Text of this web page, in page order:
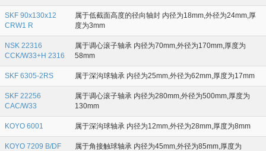
SKF 90x130x12
CRW1 R
属于低截面高度的径向轴封 内径为18mm,外径为24mm,厚
度为3mm
NSK 22316
CCK/W33+H 2316
属于调心滚子轴承 内径为70mm,外径为170mm,厚度为
58mm
SKF 6305-2RS 属于深沟球轴承 内径为25mm,外径为62mm,厚度为17mm
SKF 22256
CAC/W33
属于调心滚子轴承 内径为280mm,外径为500mm,厚度为
130mm
KOYO 6001 属于深沟球轴承 内径为12mm,外径为28mm,厚度为8mm
KOYO 7209 B/DF
属于角接触球轴承 内径为45mm,外径为85mm,厚度为